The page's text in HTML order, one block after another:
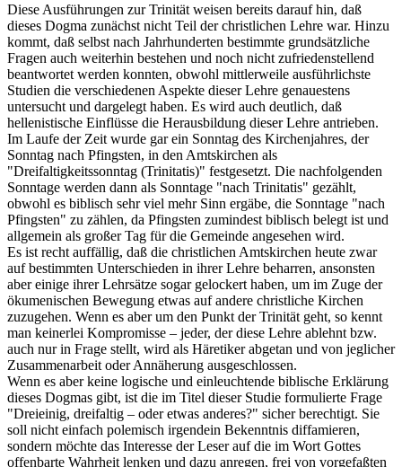
Diese Ausführungen zur Trinität weisen bereits darauf hin, daß
dieses Dogma zunächst nicht Teil der christlichen Lehre war. Hinzu
kommt, daß selbst nach Jahrhunderten bestimmte grundsätzliche
Fragen auch weiterhin bestehen und noch nicht zufriedenstellend
beantwortet werden konnten, obwohl mittlerweile ausführlichste
Studien die verschiedenen Aspekte dieser Lehre genauestens
untersucht und dargelegt haben. Es wird auch deutlich, daß
hellenistische Einflüsse die Herausbildung dieser Lehre antrieben.
Im Laufe der Zeit wurde gar ein Sonntag des Kirchenjahres, der
Sonntag nach Pfingsten, in den Amtskirchen als
"Dreifaltigkeitssonntag (Trinitatis)" festgesetzt. Die nachfolgenden
Sonntage werden dann als Sonntage "nach Trinitatis" gezählt,
obwohl es biblisch sehr viel mehr Sinn ergäbe, die Sonntage "nach
Pfingsten" zu zählen, da Pfingsten zumindest biblisch belegt ist und
allgemein als großer Tag für die Gemeinde angesehen wird.
Es ist recht auffällig, daß die christlichen Amtskirchen heute zwar
auf bestimmten Unterschieden in ihrer Lehre beharren, ansonsten
aber einige ihrer Lehrsätze sogar gelockert haben, um im Zuge der
ökumenischen Bewegung etwas auf andere christliche Kirchen
zuzugehen. Wenn es aber um den Punkt der Trinität geht, so kennt
man keinerlei Kompromisse – jeder, der diese Lehre ablehnt bzw.
auch nur in Frage stellt, wird als Häretiker abgetan und von jeglicher
Zusammenarbeit oder Annäherung ausgeschlossen.
Wenn es aber keine logische und einleuchtende biblische Erklärung
dieses Dogmas gibt, ist die im Titel dieser Studie formulierte Frage
"Dreieinig, dreifaltig – oder etwas anderes?" sicher berechtigt. Sie
soll nicht einfach polemisch irgendein Bekenntnis diffamieren,
sondern möchte das Interesse der Leser auf die im Wort Gottes
offenbarte Wahrheit lenken und dazu anregen, frei von vorgefaßten